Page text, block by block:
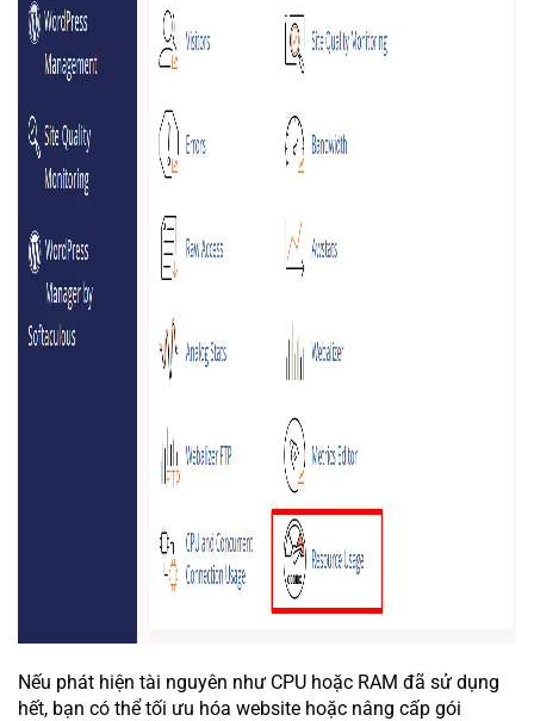
Nếu phát hiện tài nguyên như CPU hoặc RAM đã sử dụng
hết, bạn có thể tối ưu hóa website hoặc nâng cấp gói